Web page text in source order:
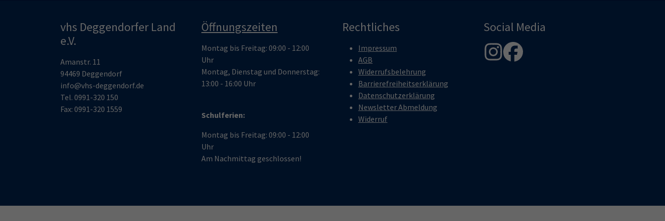
vhs Deggendorfer Land
e.V.
Amanstr. 11
94469 Deggendorf
info@vhs-deggendorf.de
Tel. 0991-320 150
Fax: 0991-320 1559
Öffnungszeiten
Montag bis Freitag: 09:00 - 12:00
Uhr
Montag, Dienstag und Donnerstag:
13:00 - 16:00 Uhr
Schulferien:
Montag bis Freitag: 09:00 - 12:00
Uhr
Am Nachmittag geschlossen!
Rechtliches
Impressum
AGB
Widerrufsbelehrung
Barrierefreiheitserklärung
Datenschutzerklärung
Newsletter Abmeldung
Widerruf
Social Media